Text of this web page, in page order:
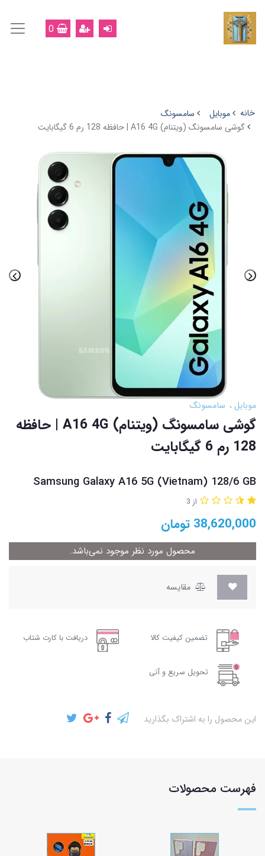
0
خانه موبایل
سامسونگ
گوشی سامسونگ (ویتنام) A16 4G | حافظه 128 رم 6 گیگابایت
موبایل سامسونگ
گوشی سامسونگ (ویتنام) A16 4G | حافظه
128 رم 6 گیگابایت
Samsung Galaxy A16 5G (Vietnam) 128/6 GB
از 3
38,620,000 تومان
محصول مورد نظر موجود نمی‌باشد.
مقایسه
تضمین کیفیت کالا دریافت با کارت شتاب
تحویل سریع و آنی
این محصول را به اشتراک بگذارید
فهرست محصولات